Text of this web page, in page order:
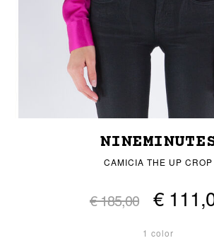
CAMICIA THE UP CROP
€ 185,00 €
1 color